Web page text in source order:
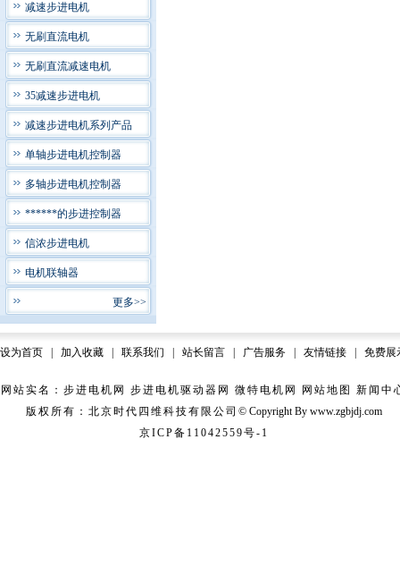
减速步进电机
无刷直流电机
无刷直流减速电机
35减速步进电机
减速步进电机系列产品
单轴步进电机控制器
多轴步进电机控制器
******的步进控制器
信浓步进电机
电机联轴器
更多>>
设为首页 加入收藏 联系我们 站长留言 广告服务 友情链接 免费展
网站实名：步进电机网 步进电机驱动器网 微特电机网 网站地图
新闻中
版权所有：北京时代四维科技有限公司 © CopyrightBy www.zgbjdj.com
京ICP备11042559号-1